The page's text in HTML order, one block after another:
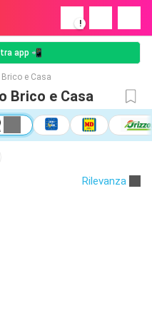
!
app 📲
Brico e Casa
Brico e Casa
Rilevanza